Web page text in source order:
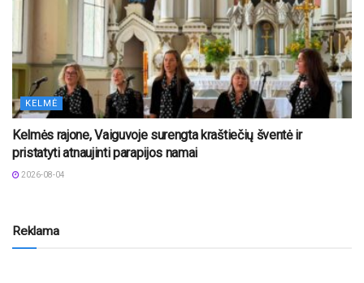
KELMĖ
Kelmės rajone, Vaiguvoje surengta kraštiečių šventė ir
pristatyti atnaujinti parapijos namai
2026-08-04
Reklama